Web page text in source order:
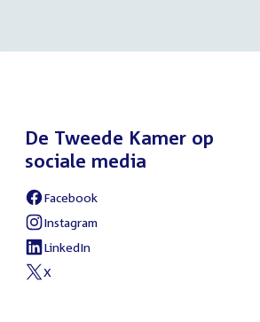
De Tweede Kamer op
sociale media
Facebook
Instagram
LinkedIn
X